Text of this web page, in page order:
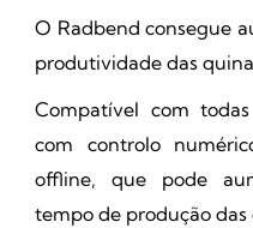
O Radbend consegue
produtividade das
Compatível com
com controlo
offline, que pode
tempo de produção das